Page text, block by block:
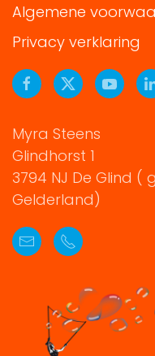
Algemene
Privacy verklaring
Myra Steens
Glindhorst 1
3794 NJ De Glind
Gelderland)